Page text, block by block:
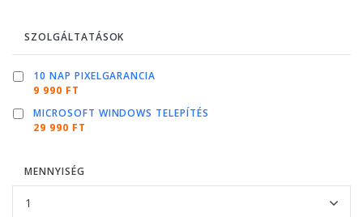
SZOLGÁLTATÁSOK
10 NAP PIXELGARANCIA
9 990 FT
MICROSOFT WINDOWS TELEPÍTÉS
29 990 FT
MENNYISÉG